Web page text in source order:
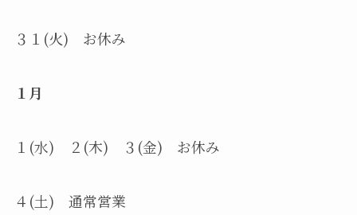
３１(火) お休み
１月
１(水) ２(木) ３(金) お休み
４(土) 通常営業